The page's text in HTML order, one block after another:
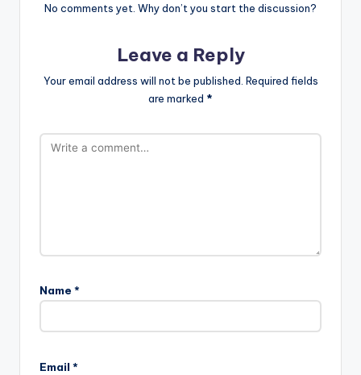
No comments yet. Why don’t you start the discussion?
Leave a Reply
Your email address will not be published. Required fields
are marked *
Name *
Email *